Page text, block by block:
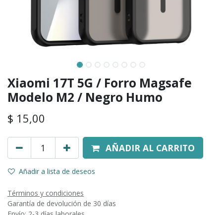
Xiaomi 17T 5G / Forro Magsafe
Modelo M2 / Negro Humo
$ 15,00
AÑADIR AL CARRITO
Añadir a lista de deseos
Términos y condiciones
Garantía de devolución de 30 días